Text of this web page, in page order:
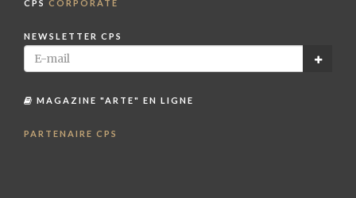
CPS CORPORATE
NEWSLETTER CPS
MAGAZINE "ARTE" EN LIGNE
PARTENAIRE CPS